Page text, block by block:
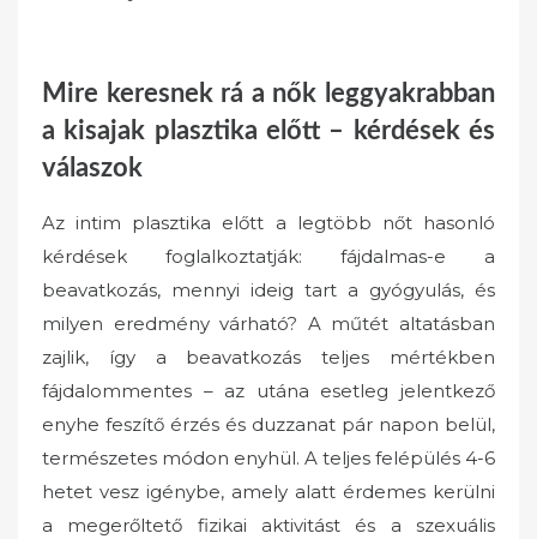
Mire keresnek rá a nők leggyakrabban
a kisajak plasztika előtt – kérdések és
válaszok
Az intim plasztika előtt a legtöbb nőt hasonló
kérdések foglalkoztatják: fájdalmas-e a
beavatkozás, mennyi ideig tart a gyógyulás, és
milyen eredmény várható? A műtét altatásban
zajlik, így a beavatkozás teljes mértékben
fájdalommentes – az utána esetleg jelentkező
enyhe feszítő érzés és duzzanat pár napon belül,
természetes módon enyhül. A teljes felépülés 4-6
hetet vesz igénybe, amely alatt érdemes kerülni
a megerőltető fizikai aktivitást és a szexuális